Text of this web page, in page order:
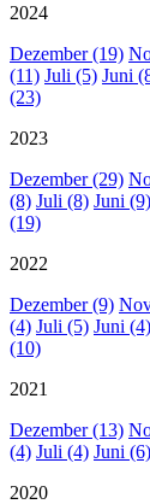
2024
Dezember (19)
(11) Juli (5) Juni
(23)
2023
Dezember (29)
(8) Juli (8) Juni (9)
(19)
2022
Dezember (9)
(4) Juli (5) Juni (4)
(10)
2021
Dezember (13)
(4) Juli (4) Juni (6)
2020